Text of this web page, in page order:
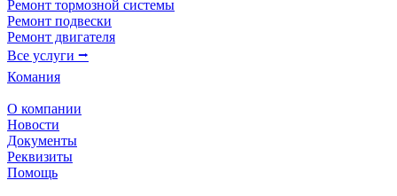
Ремонт тормозной системы
Ремонт подвески
Ремонт двигателя
Все услуги ⭢
Комания
О компании
Новости
Документы
Реквизиты
Помощь